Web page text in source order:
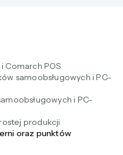
Comarch POS
samoobsługowych i PC-
i PC-
produkcji
oraz punktów